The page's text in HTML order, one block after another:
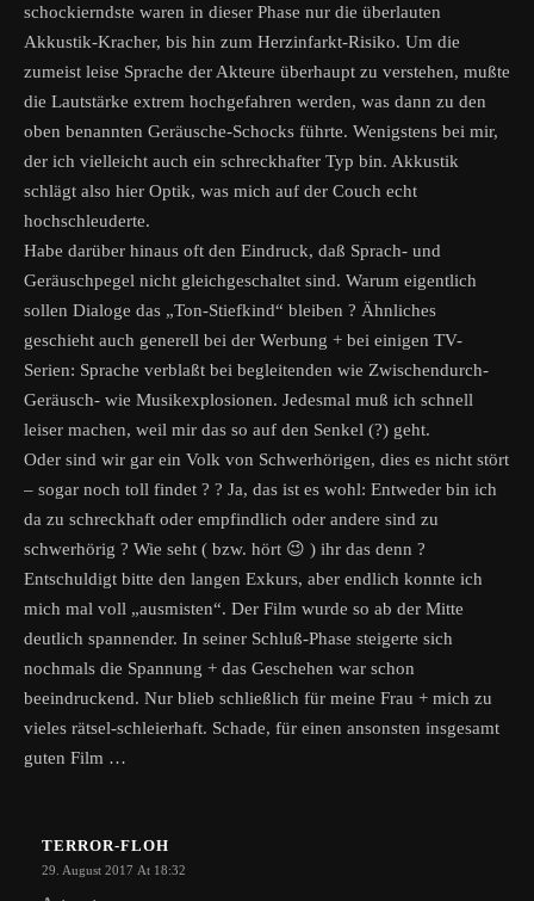
schockierndste waren in dieser Phase nur die überlauten
Akkustik-Kracher, bis hin zum Herzinfarkt-Risiko. Um die
zumeist leise Sprache der Akteure überhaupt zu verstehen, mußte
die Lautstärke extrem hochgefahren werden, was dann zu den
oben benannten Geräusche-Schocks führte. Wenigstens bei mir,
der ich vielleicht auch ein schreckhafter Typ bin. Akkustik
schlägt also hier Optik, was mich auf der Couch echt
hochschleuderte.
Habe darüber hinaus oft den Eindruck, daß Sprach- und
Geräuschpegel nicht gleichgeschaltet sind. Warum eigentlich
sollen Dialoge das „Ton-Stiefkind“ bleiben ? Ähnliches
geschieht auch generell bei der Werbung + bei einigen TV-
Serien: Sprache verblaßt bei begleitenden wie Zwischendurch-
Geräusch- wie Musikexplosionen. Jedesmal muß ich schnell
leiser machen, weil mir das so auf den Senkel (?) geht.
Oder sind wir gar ein Volk von Schwerhörigen, dies es nicht stört
– sogar noch toll findet ? ? Ja, das ist es wohl: Entweder bin ich
da zu schreckhaft oder empfindlich oder andere sind zu
schwerhörig ? Wie seht ( bzw. hört 😉 ) ihr das denn ?
Entschuldigt bitte den langen Exkurs, aber endlich konnte ich
mich mal voll „ausmisten“. Der Film wurde so ab der Mitte
deutlich spannender. In seiner Schluß-Phase steigerte sich
nochmals die Spannung + das Geschehen war schon
beeindruckend. Nur blieb schließlich für meine Frau + mich zu
vieles rätsel-schleierhaft. Schade, für einen ansonsten insgesamt
guten Film …
TERROR-FLOH
29. August 2017 At 18:32